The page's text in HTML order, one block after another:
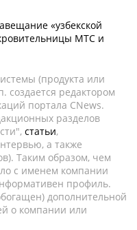
«узбекской
МТС и
(продукта или
создается редактором
портала CNews.
разделов
статьи,
а также
Таким образом, чем
с именем компании
профиль.
дополнительной
о компании или